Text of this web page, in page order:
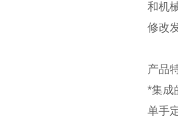
和机
修改
产品
*集成
单手